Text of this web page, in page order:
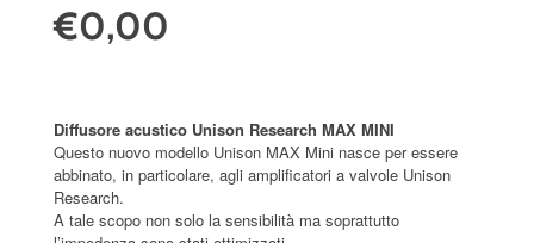
€0,00
Diffusore acustico Unison Research MAX MINI
Questo nuovo modello Unison MAX Mini nasce per essere
abbinato, in particolare, agli amplificatori a valvole Unison
Research.
A tale scopo non solo la sensibilità ma soprattutto